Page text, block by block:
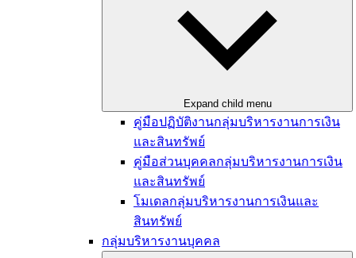
Expand child menu
คู่มือปฏิบัติงานกลุ่มบริหารงานการเงิน
และสินทรัพย์
คู่มือส่วนบุคคลกลุ่มบริหารงานการเงิน
และสินทรัพย์
โมเดลกลุ่มบริหารงานการเงินและ
สินทรัพย์
กลุ่มบริหารงานบุคคล